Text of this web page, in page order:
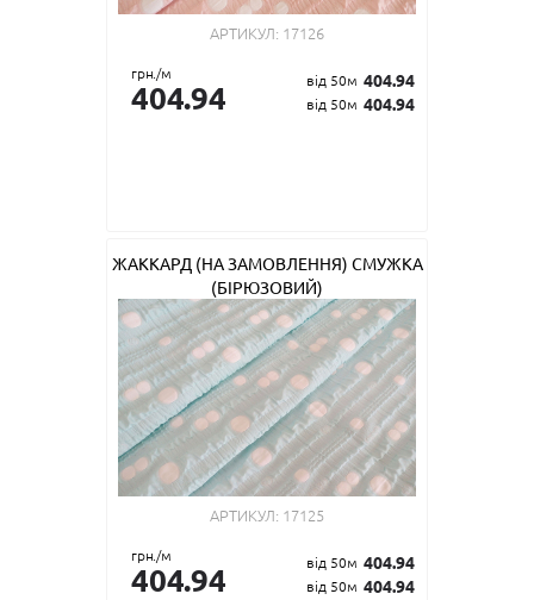
АРТИКУЛ: 17126
грн./м
404.94 від 50м 404.94
від 50м 404.94
ЖАККАРД (НА ЗАМОВЛЕННЯ) СМУЖКА
(БІРЮЗОВИЙ)
АРТИКУЛ: 17125
грн./м
404.94 від 50м 404.94
від 50м 404.94